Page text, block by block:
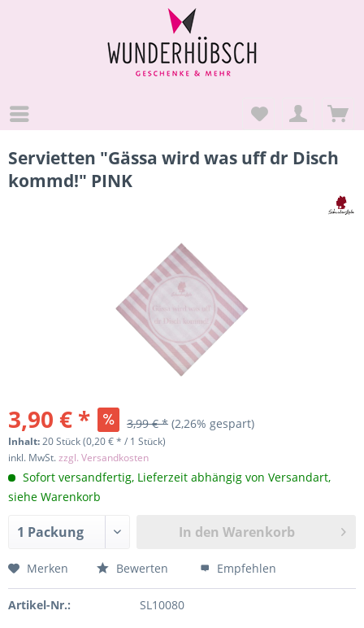
Servietten "Gässa wird was uff dr Disch
kommd!" PINK
3,90 € * 3,99 € * (2,26% gespart)
Inhalt:20 Stück (0,20 € * / 1 Stück)
inkl. MwSt.zzgl. Versandkosten
Sofort versandfertig, Lieferzeit abhängig von Versandart,
siehe Warenkorb
In den Warenkorb
Merken Bewerten Empfehlen
Artikel-Nr.: SL10080